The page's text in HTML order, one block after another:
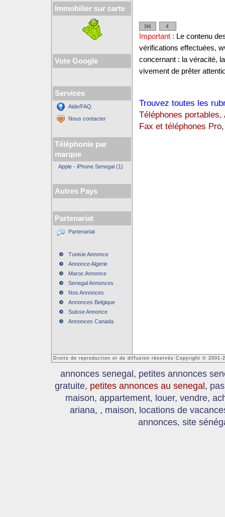
Immobilier sur carte
Vote Google
Services
Aide/FAQ
Nous contacter
Téléphonie par
marque
Apple - iPhone Senegal (1)
Autres Pays
Partenariat
Partenariat
Tunisie Annonce
Annonce Algerie
Maroc Annonce
Senegal Annonces
Nos Annonces
Annonces Belgique
Suisse Annonce
Annonces Canada
Important : Le contenu
vérifications effectuées,
concernant : la véracité,
vivement de prêter
Trouvez toutes les
Téléphones portables,
Fax et téléphones Pro,
Droits de reproduction et de diffusion réservés Copyright © 2001-
annonces senegal, petites annonces
gratuite, petites annonces au senegal ,
maison, appartement, louer, vendre,
ariana, , maison, locations de
annonces, site